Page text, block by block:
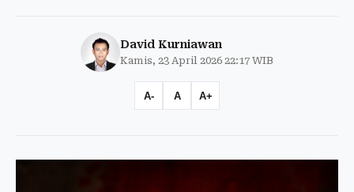
David Kurniawan
Kamis, 23 April 2026 22:17 WIB
A- A A+